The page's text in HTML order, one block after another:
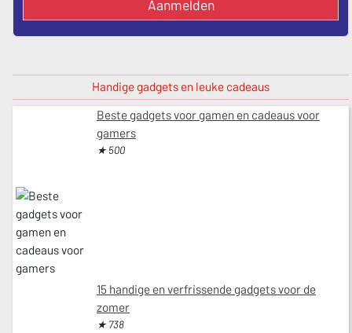
Aanmelden
Handige gadgets en leuke cadeaus
Beste gadgets voor gamen en cadeaus voor
gamers
★ 500
15 handige en verfrissende gadgets voor de
zomer
★ 738